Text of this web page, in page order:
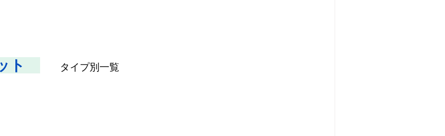
ト タイプ別一覧